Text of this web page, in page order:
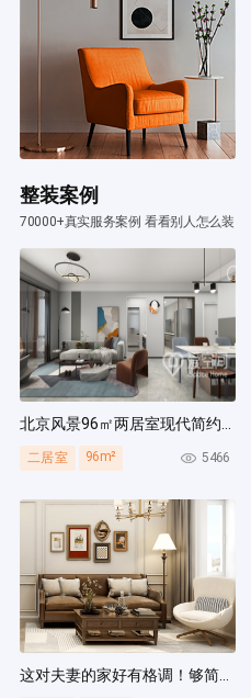
整装案例
70000+真实服务案例 看看别人怎么装
北京风景96㎡两居室现代简约风装修案例
二居室 96m² 5466
这对夫妻的家好有格调！够简洁还复古，好打扫卫生太贴心~